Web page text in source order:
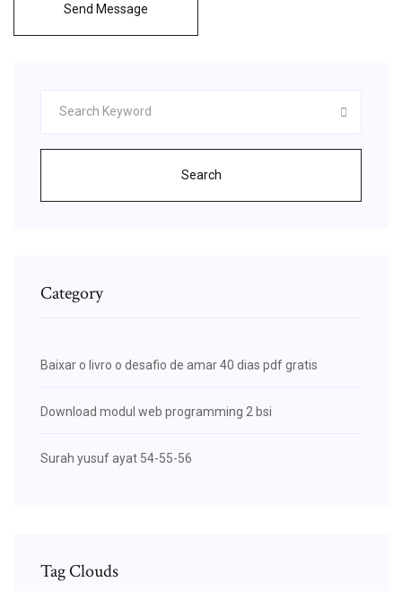
Send Message
Search
Category
Baixar o livro o desafio de amar 40 dias pdf gratis
Download modul web programming 2 bsi
Surah yusuf ayat 54-55-56
Tag Clouds